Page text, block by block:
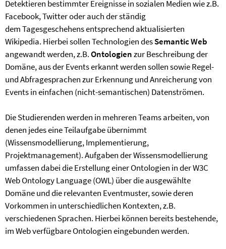
Detektieren bestimmter Ereignisse in sozialen Medien wie z.B.
Facebook, Twitter oder auch der ständig
dem Tagesgeschehens entsprechend aktualisierten
Wikipedia. Hierbei sollen Technologien desSemantic Web
angewandt werden, z.B.Ontologienzur Beschreibung der
Domäne, aus der Events erkannt werden sollen sowie Regel-
und Abfragesprachen zur Erkennung und Anreicherung von
Events in einfachen (nicht-semantischen) Datenströmen.
Die Studierenden werden in mehreren Teams arbeiten, von
denen jedes eine Teilaufgabe übernimmt
(Wissensmodellierung, Implementierung,
Projektmanagement). Aufgaben der Wissensmodellierung
umfassen dabei die Erstellung einer Ontologien in der W3C
Web Ontology Language (OWL) über die ausgewählte
Domäne und die relevanten Eventmuster, sowie deren
Vorkommen in unterschiedlichen Kontexten, z.B.
verschiedenen Sprachen. Hierbei können bereits bestehende,
im Web verfügbare Ontologien eingebunden werden.